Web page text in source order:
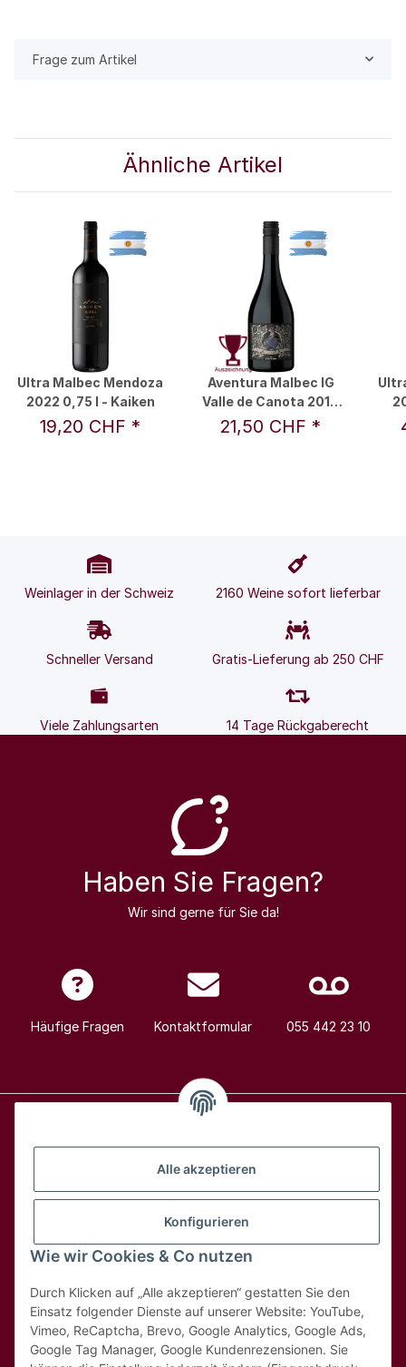
Alle akzeptieren
Konfigurieren
Wie wir Cookies & Co nutzen
Durch Klicken auf „Alle akzeptieren“ gestatten Sie den
Einsatz folgender Dienste auf unserer Website: YouTube,
Vimeo, ReCaptcha, Brevo, Google Analytics, Google Ads,
Google Tag Manager, Google Kundenrezensionen. Sie
Frage zum Artikel
Ähnliche Artikel
Ultra Malbec Mendoza
2022 0,75 l - Kaiken
19,20 CHF *
Aventura Malbec IG
Valle de Canota 2019
0,75 l - Kaiken
21,50 CHF *
Weinlager in der Schweiz 2160 Weine sofort lieferbar
Schneller Versand Gratis-Lieferung ab 250 CHF
Viele Zahlungsarten 14 Tage Rückgaberecht
Haben Sie Fragen?
Wir sind gerne für Sie da!
Häufige Fragen Kontaktformular 055 442 23 10
Hilfe & Kontakt
Rechtliches